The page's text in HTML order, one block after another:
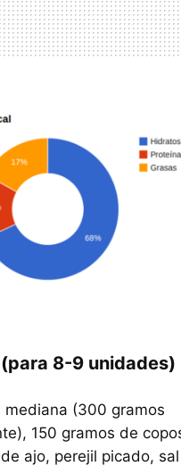
8-9 unidades)
mediana (300 gramos
150 gramos de
ajo, perejil picado,